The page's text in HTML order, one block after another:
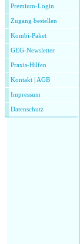
Premium-Login
Zugang bestellen
Kombi-Paket
GEG-Newsletter
Praxis-Hilfen
Kontakt AGB
Impressum
Datenschutz